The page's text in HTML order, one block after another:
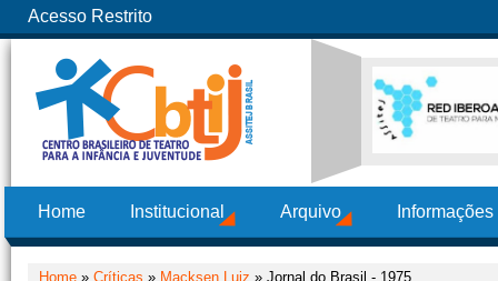
Acesso Restrito
Home Institucional Arquivo
Home » Críticas » Macksen Luiz » Jornal do Brasil - 1975